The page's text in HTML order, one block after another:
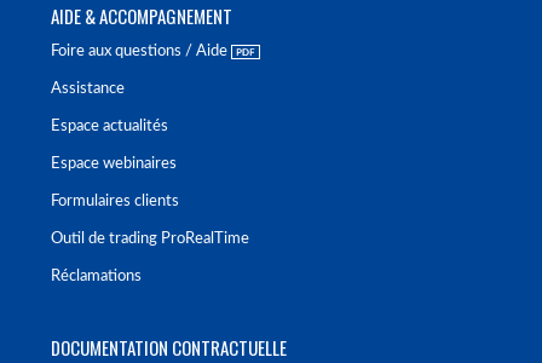
AIDE & ACCOMPAGNEMENT
Foire aux questions / Aide
Assistance
Espace actualités
Espace webinaires
Formulaires clients
Outil de trading ProRealTime
Réclamations
DOCUMENTATION CONTRACTUELLE